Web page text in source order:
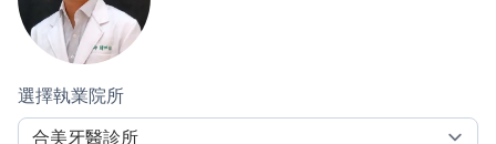
選擇執業院所